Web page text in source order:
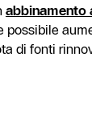
abbinamento
possibile
di fonti